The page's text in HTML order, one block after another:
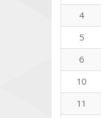
4
5
6
10
11